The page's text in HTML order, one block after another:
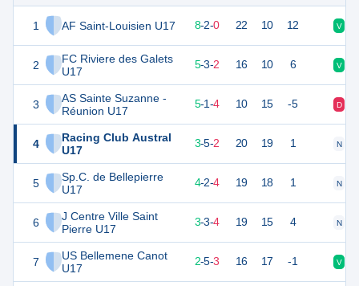
1 AF Saint-Louisien U17
2
FC Riviere des Galets
U17
3
AS Sainte Suzanne -
Réunion U17
4
Racing Club Austral
U17
5
Sp.C. de Bellepierre
U17
6
J Centre Ville Saint
Pierre U17
7
US Bellemene Canot
U17
36 10 8-2-0 22 10 12 V
28 10 5-3-2 16 10 6 V
26 5-1-4 10 15 -5 D
24 10 3-5-2 20 19 1 N
24 4-2-4 19 18 1 N
22 3-3-4 19 15 4 N
21 10 2-5-3 16 17 -1 V